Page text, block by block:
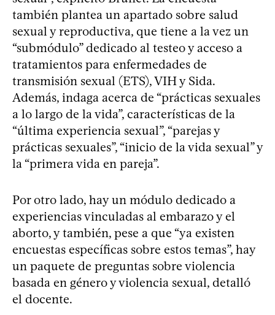
también plantea un apartado sobre salud
sexual y reproductiva, que tiene a la vez un
“submódulo” dedicado al testeo y acceso a
tratamientos para enfermedades de
transmisión sexual (ETS), VIH y Sida.
Además, indaga acerca de “prácticas sexuales
a lo largo de la vida”, características de la
“última experiencia sexual”, “parejas y
prácticas sexuales”, “inicio de la vida sexual” y
la “primera vida en pareja”.
Por otro lado, hay un módulo dedicado a
experiencias vinculadas al embarazo y el
aborto, y también, pese a que “ya existen
encuestas específicas sobre estos temas”, hay
un paquete de preguntas sobre violencia
basada en género y violencia sexual, detalló
el docente.